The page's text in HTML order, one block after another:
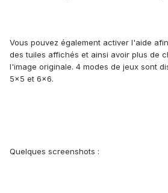
Vous pouvez également activer l'aide
des tuiles affichés et ainsi avoir plus de
l'image originale. 4 modes de jeux sont
5x5 et 6x6.
Quelques screenshots :